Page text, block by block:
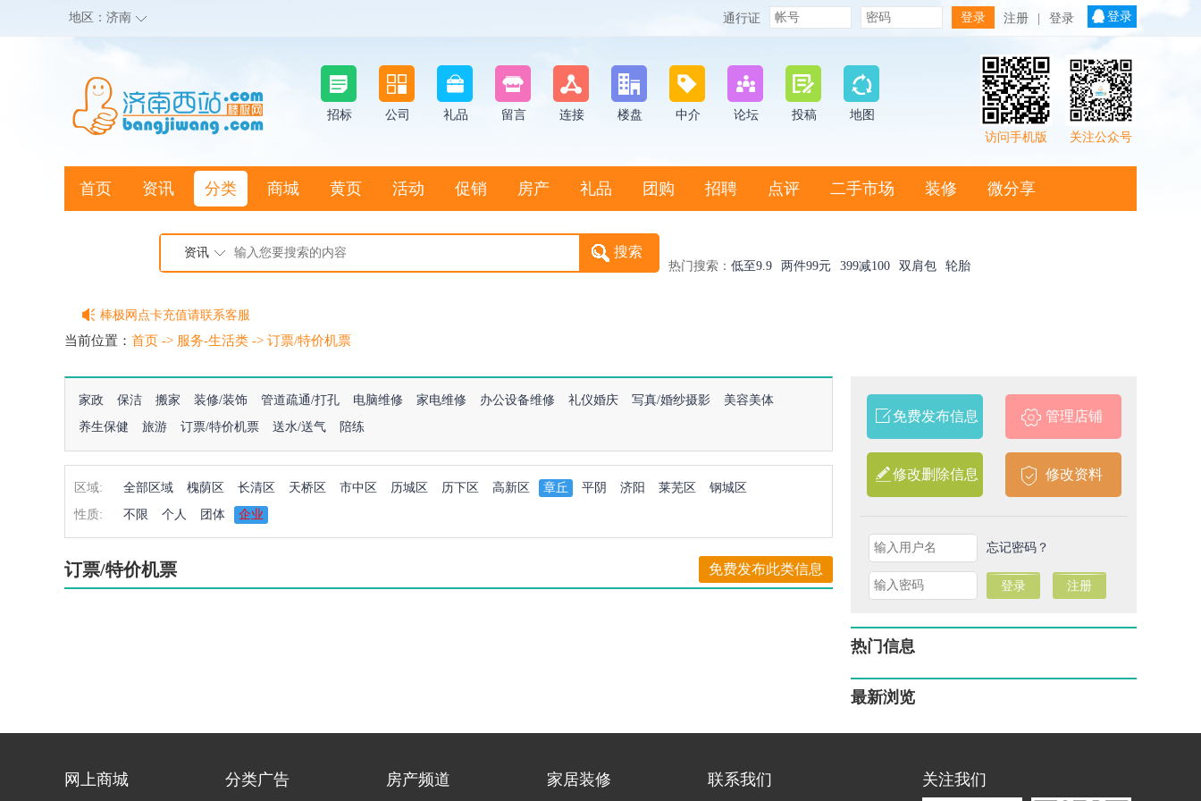
地区： 济南 通行证 注册 登录 登录
招标 公司 礼品 留言 连接 楼盘 中介 论坛 投稿
地图
关注公众号
访问手机版
首页 资讯 分类 商城 黄页 活动 促销 房产 礼品 团购 招聘 点评 二手市场 装修 微分享
资讯
热门搜索： 低至9.9 两件99元 399减100 双肩包 轮胎
棒极网点卡充值请联系客服
客服QQ:2692290505
当前位置： 首页 -> 服务-生活类 -> 订票/特价机票
家政 保洁 搬家 装修/装饰 管道疏通/打孔 电脑维修 家电维修 办公设备维修 礼仪婚庆 写真/婚纱摄影
美容美体
养生保健
旅游 订票/特价机票 送水/送气 陪练
区域: 全部区域 槐荫区 长清区 天桥区 市中区 历城区 历下区 高新区 章丘 平阴 济阳 莱芜区
钢城区
性质:
不限 个人 团体 企业
订票/特价机票 免费发布此类信息
免费发布信息 管理店铺
修改删除信息 修改资料
忘记密码？
热门信息
最新浏览
网上商城 分类广告 房产频道 家居装修 联系我们 关注我们